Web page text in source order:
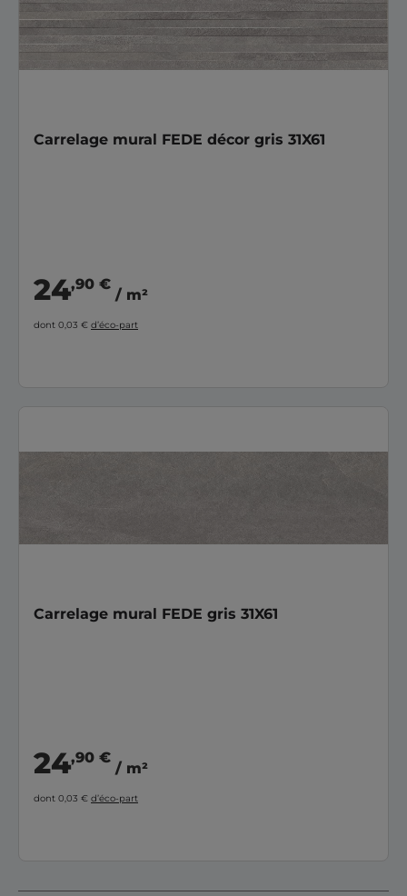
Carrelage mural FEDE décor gris 31X61
24,90 €
/ m²
dont 0,03 € d’éco-part
Carrelage mural FEDE gris 31X61
24,90 €
/ m²
dont 0,03 € d’éco-part